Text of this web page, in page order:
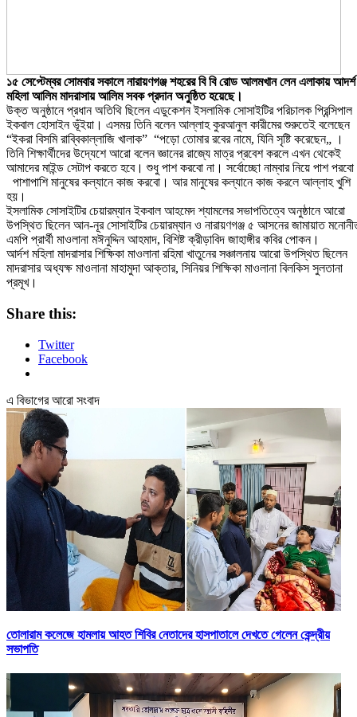
১৫ সেপ্টেম্বর সোমবার সকালে নারায়ণগঞ্জ শহরের বি বি রোড আলমখান লেন এলাকায় আদর্শ
মহিলা আলিম মাদরাসায় আলিম সবক প্রদান অনুষ্ঠিত হয়েছে।
উক্ত অনুষ্ঠানে প্রধান অতিথি ছিলেন এডুকেশন ইসলামিক সোসাইটির পরিচালক প্রিন্সিপাল
ইকবাল হোসাইন ভূঁইয়া। এসময় তিনি বলেন আল্লাহ কুরআনুল কারীমের শুরুতেই বলেছেন
“ইকরা বিসমি রাব্বিকাল্লাজি খালাক” “পড়ো তোমার রবের নামে, যিনি সৃষ্টি করেছেন„ ।
তিনি শিক্ষার্থীদের উদ্যেশে আরো বলেন জ্ঞানের রাজ্যে মাত্র প্রবেশ করলে এখন থেকেই
আমাদের মাইন্ড সেটাপ করতে হবে। শুধু পাশ করবো না। সর্বোচ্ছো নাম্বার নিয়ে পাশ
পাশাপাশি মানুষের কল্যানে কাজ করবো। আর মানুষের কল্যানে কাজ করলে আল্লাহ খুশি
হয়।
ইসলামিক সোসাইটির চেয়ারম্যান ইকবাল আহমেদ শ্যামলের সভাপতিত্বে অনুষ্ঠানে আরো
উপস্থিত ছিলেন আন-নূর সোসাইটির চেয়ারম্যান ও নারায়ণগঞ্জ ৫ আসনের জামায়াত
এমপি প্রার্থী মাওলানা মঈনুদ্দিন আহমাদ, বিশিষ্ট ক্রীড়াবিদ জাহাঙ্গীর কবির পোকন।
আর্দশ মহিলা মাদরাসার শিক্ষিকা মাওলানা রহিমা খাতুনের সঞ্চালনায় আরো উপস্থিত ছিলেন
মাদরাসার অধ্যক্ষ মাওলানা মাহামুদা আক্তার, সিনিয়র শিক্ষিকা মাওলানা বিলকিস সুলতানা
প্রমূখ।
Share this:
Twitter
Facebook
এ বিভাগের আরো সংবাদ
তোলারাম কলেজে হামলায় আহত শিবির নেতাদের হাসপাতালে দেখতে গেলেন কেন্দ্রীয়
সভাপতি